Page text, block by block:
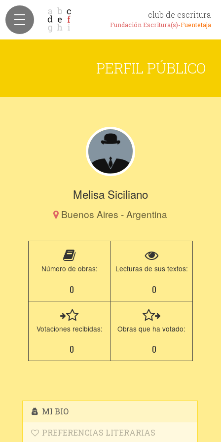
club de escritura
Fundación Escritura(s)-Fuentetaja
PERFIL PÚBLICO
Melisa Siciliano
Buenos Aires - Argentina
Número de obras:
0
Lecturas de sus textos:
0
Votaciones recibidas:
0
Obras que ha votado:
0
MI BIO
PREFERENCIAS LITERARIAS